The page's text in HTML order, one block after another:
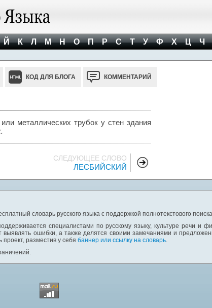
Й К Л М Н О П Р С Т У Ф Х Ц Ч
КОД ДЛЯ БЛОГА КОММЕНТАРИЙ
металлических трубок у стен здания
СЛЕДУЮЩЕЕ СЛОВО
ЛЕСБИЙСКИЙ
словарь русского языка с поддержкой полнотекстового
специалистами по русскому языку, культуре речи и
ошибки, а также делятся своими замечаниями и
разместив у себя баннер или ссылку на словарь.